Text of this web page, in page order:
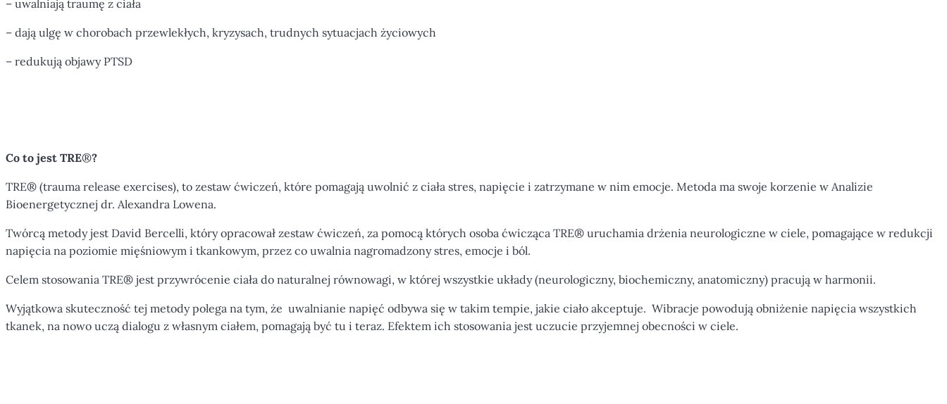
– uwalniają traumę z ciała
– dają ulgę w chorobach przewlekłych, kryzysach, trudnych sytuacjach życiowych
– redukują objawy PTSD
Co to jest TRE®?
TRE® (trauma release exercises), to zestaw ćwiczeń, które pomagają uwolnić z ciała stres, napięcie i zatrzymane w nim emocje. Metoda ma swoje korzenie w Analizie
Bioenergetycznej dr. Alexandra Lowena.
Twórcą metody jest David Bercelli, który opracował zestaw ćwiczeń, za pomocą których osoba ćwicząca TRE® uruchamia drżenia neurologiczne w ciele, pomagające w redukcji
napięcia na poziomie mięśniowym i tkankowym, przez co uwalnia nagromadzony stres, emocje i ból.
Celem stosowania TRE® jest przywrócenie ciała do naturalnej równowagi, w której wszystkie układy (neurologiczny, biochemiczny, anatomiczny) pracują w harmonii.
Wyjątkowa skuteczność tej metody polega na tym, że uwalnianie napięć odbywa się w takim tempie, jakie ciało akceptuje. Wibracje powodują obniżenie napięcia wszystkich
tkanek, na nowo uczą dialogu z własnym ciałem, pomagają być tu i teraz. Efektem ich stosowania jest uczucie przyjemnej obecności w ciele.